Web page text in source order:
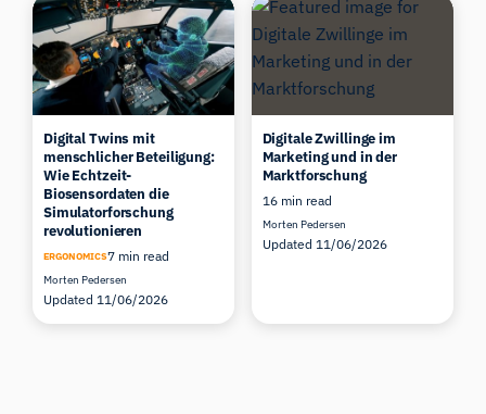
Digital Twins mit
menschlicher Beteiligung:
Wie Echtzeit-
Biosensordaten die
Simulatorforschung
revolutionieren
ERGONOMICS7 min read
Morten Pedersen
Updated 11/06/2026
Digitale Zwillinge im
Marketing und in der
Marktforschung
16 min read
Morten Pedersen
Updated 11/06/2026